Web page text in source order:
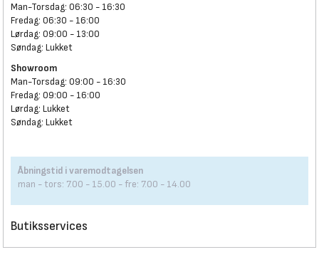
Man-Torsdag: 06:30 - 16:30
Fredag: 06:30 - 16:00
Lørdag: 09:00 - 13:00
Søndag: Lukket
Showroom
Man-Torsdag: 09:00 - 16:30
Fredag: 09:00 - 16:00
Lørdag: Lukket
Søndag: Lukket
Åbningstid i varemodtagelsen
man - tors: 7.00 - 15.00 - fre: 7.00 - 14.00
Butiksservices